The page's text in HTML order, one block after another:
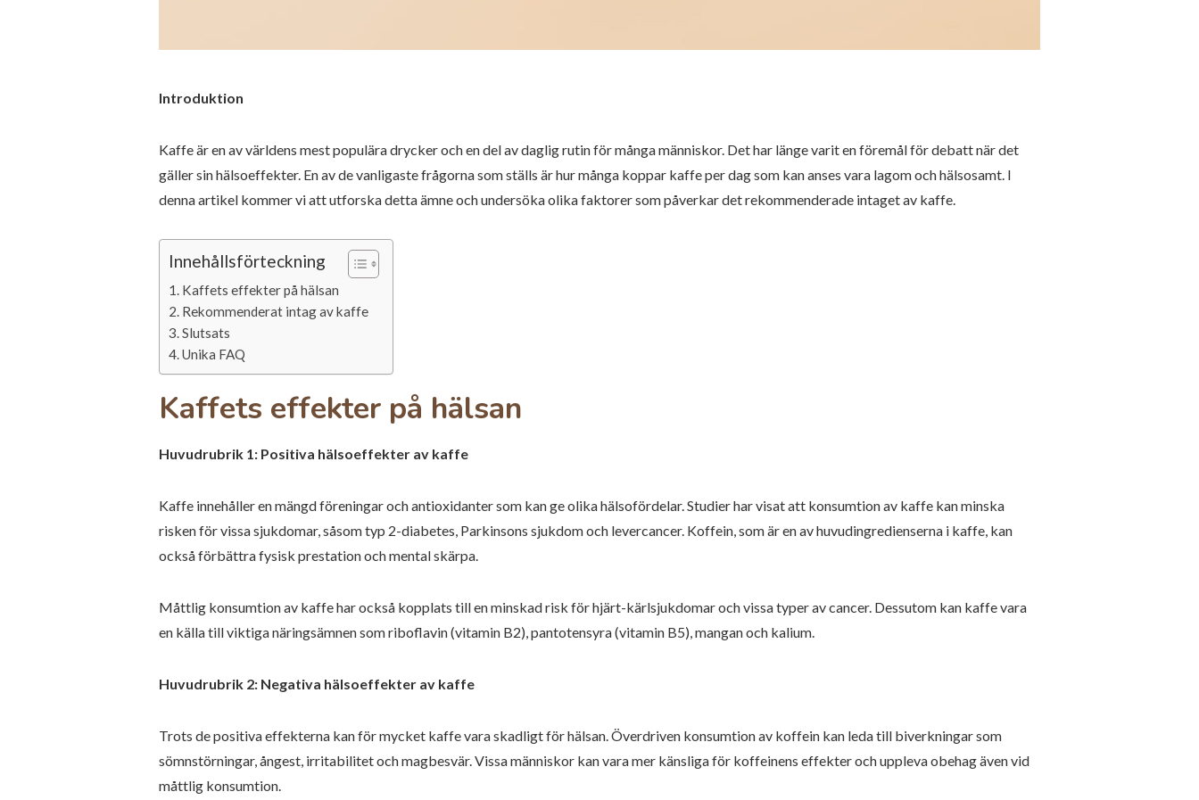
Introduktion
Kaffe är en av världens mest populära drycker och en del av daglig rutin för många människor. Det har länge varit en föremål för debatt när det
gäller sin hälsoeffekter. En av de vanligaste frågorna som ställs är hur många koppar kaffe per dag som kan anses vara lagom och hälsosamt. I
denna artikel kommer vi att utforska detta ämne och undersöka olika faktorer som påverkar det rekommenderade intaget av kaffe.
Innehållsförteckning
Kaffets effekter på hälsan
Rekommenderat intag av kaffe
Slutsats
Unika FAQ
Kaffets effekter på hälsan
Huvudrubrik 1: Positiva hälsoeffekter av kaffe
Kaffe innehåller en mängd föreningar och antioxidanter som kan ge olika hälsofördelar. Studier har visat att konsumtion av kaffe kan minska
risken för vissa sjukdomar, såsom typ 2-diabetes, Parkinsons sjukdom och levercancer. Koffein, som är en av huvudingredienserna i kaffe, kan
också förbättra fysisk prestation och mental skärpa.
Måttlig konsumtion av kaffe har också kopplats till en minskad risk för hjärt-kärlsjukdomar och vissa typer av cancer. Dessutom kan kaffe vara
en källa till viktiga näringsämnen som riboflavin (vitamin B2), pantotensyra (vitamin B5), mangan och kalium.
Huvudrubrik 2: Negativa hälsoeffekter av kaffe
Trots de positiva effekterna kan för mycket kaffe vara skadligt för hälsan. Överdriven konsumtion av koffein kan leda till biverkningar som
sömnstörningar, ångest, irritabilitet och magbesvär. Vissa människor kan vara mer känsliga för koffeinens effekter och uppleva obehag även vid
måttlig konsumtion.